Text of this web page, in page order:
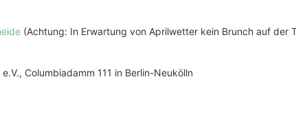
(Achtung: In Erwartung von Aprilwetter kein Brunch auf der
Columbiadamm 111 in Berlin-Neukölln